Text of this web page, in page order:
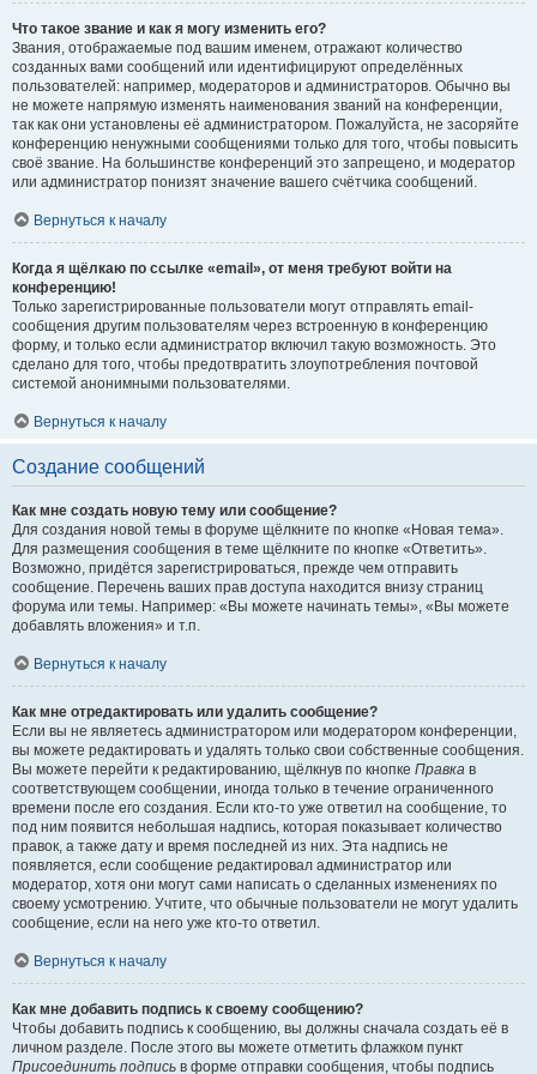
Что такое звание и как я могу изменить его?
Звания, отображаемые под вашим именем, отражают количество
созданных вами сообщений или идентифицируют определённых
пользователей: например, модераторов и администраторов. Обычно вы
не можете напрямую изменять наименования званий на конференции,
так как они установлены её администратором. Пожалуйста, не засоряйте
конференцию ненужными сообщениями только для того, чтобы повысить
своё звание. На большинстве конференций это запрещено, и модератор
или администратор понизят значение вашего счётчика сообщений.
Вернуться к началу
Когда я щёлкаю по ссылке «email», от меня требуют войти на
конференцию!
Только зарегистрированные пользователи могут отправлять email-
сообщения другим пользователям через встроенную в конференцию
форму, и только если администратор включил такую возможность. Это
сделано для того, чтобы предотвратить злоупотребления почтовой
системой анонимными пользователями.
Вернуться к началу
Создание сообщений
Как мне создать новую тему или сообщение?
Для создания новой темы в форуме щёлкните по кнопке «Новая тема».
Для размещения сообщения в теме щёлкните по кнопке «Ответить».
Возможно, придётся зарегистрироваться, прежде чем отправить
сообщение. Перечень ваших прав доступа находится внизу страниц
форума или темы. Например: «Вы можете начинать темы», «Вы можете
добавлять вложения» и т.п.
Вернуться к началу
Как мне отредактировать или удалить сообщение?
Если вы не являетесь администратором или модератором конференции,
вы можете редактировать и удалять только свои собственные сообщения.
Вы можете перейти к редактированию, щёлкнув по кнопке Правка в
соответствующем сообщении, иногда только в течение ограниченного
времени после его создания. Если кто-то уже ответил на сообщение, то
под ним появится небольшая надпись, которая показывает количество
правок, а также дату и время последней из них. Эта надпись не
появляется, если сообщение редактировал администратор или
модератор, хотя они могут сами написать о сделанных изменениях по
своему усмотрению. Учтите, что обычные пользователи не могут удалить
сообщение, если на него уже кто-то ответил.
Вернуться к началу
Как мне добавить подпись к своему сообщению?
Чтобы добавить подпись к сообщению, вы должны сначала создать её в
личном разделе. После этого вы можете отметить флажком пункт
Присоединить подпись в форме отправки сообщения, чтобы подпись